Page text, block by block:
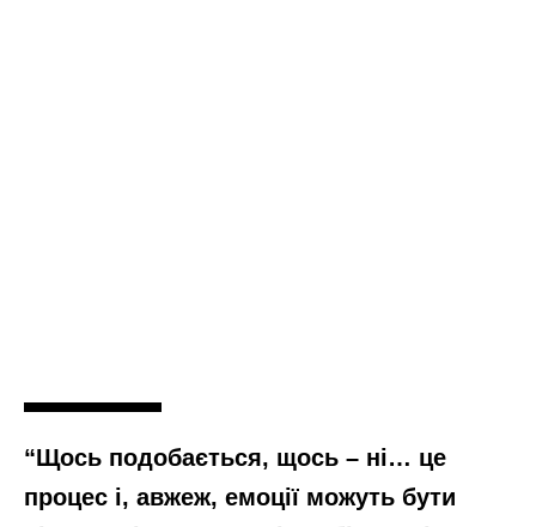
“Щось подобається, щось – ні… це
процес і, авжеж, емоції можуть бути